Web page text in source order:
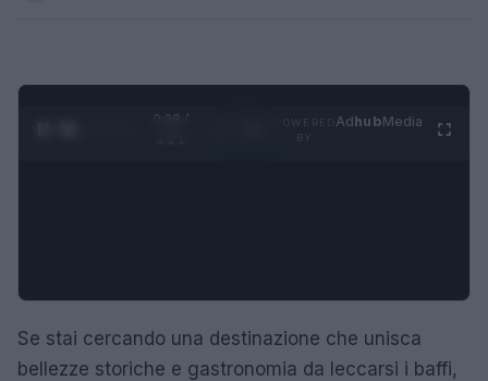
0:28 /
AdhubMedia
Se stai cercando una destinazione che unisca
bellezze storiche e gastronomia da leccarsi i baffi,